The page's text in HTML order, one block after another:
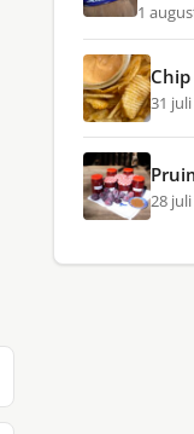
1
31
28